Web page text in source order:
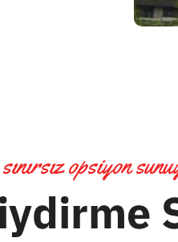
sınırsız opsiyon